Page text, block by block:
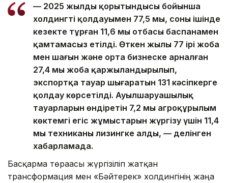
— 2025 жылдың қорытындысы бойынша
холдингтің қолдауымен 77,5 мың, соның ішінде
кезекте тұрған 11,6 мың отбасы баспанамен
қамтамасыз етілді. Өткен жылы 77 ірі жоба
мен шағын және орта бизнеске арналған
27,4 мың жоба қаржыландырылып,
экспортқа тауар шығаратын 131 кәсіпкерге
қолдау көрсетілді. Ауылшаруашылық
тауарларын өндіретін 7,2 мың агроқұрылым
көктемгі егіс жұмыстарын жүргізу үшін 11,4
мың техниканы лизингке алды, — делінген
хабарламада.
Басқарма төрағасы жүргізіліп жатқан
трансформация мен «Бәйтерек» холдингінің жаңа